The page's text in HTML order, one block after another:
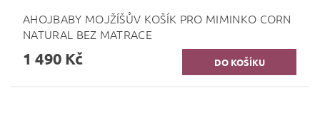
AHOJBABY MOJŽÍŠŮV KOŠÍK PRO MIMINKO CORN
NATURAL BEZ MATRACE
1 490 Kč